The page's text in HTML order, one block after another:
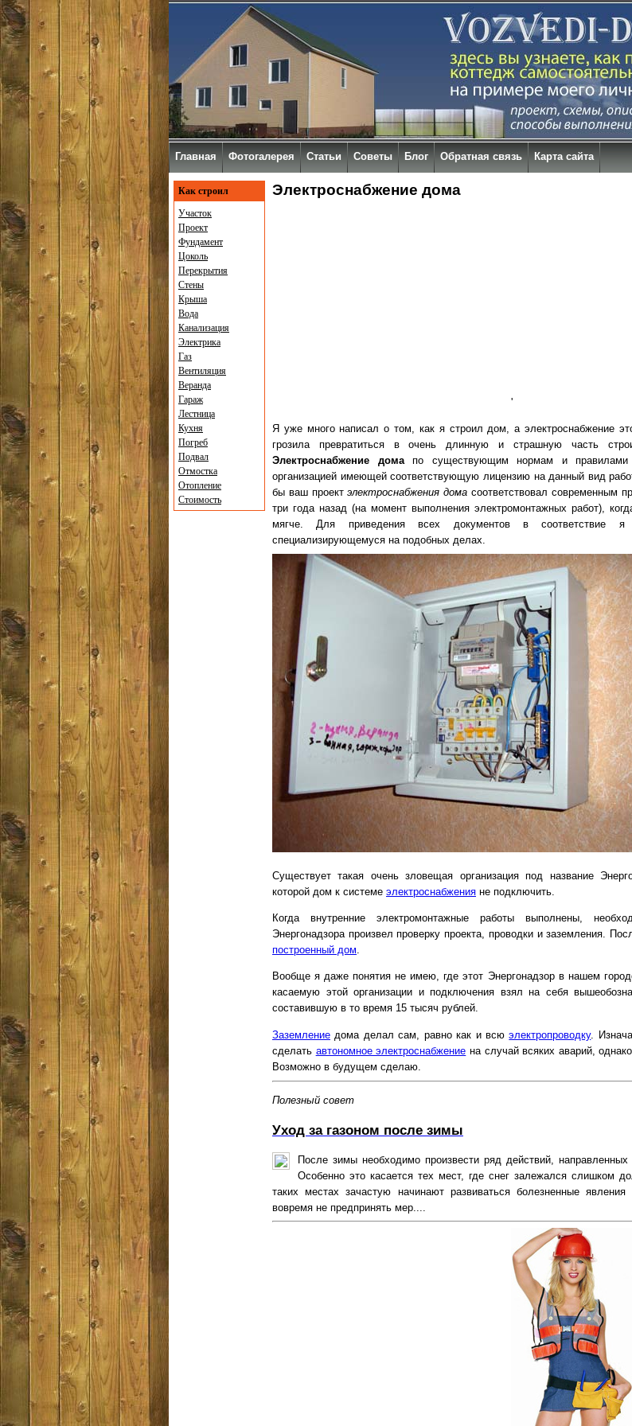
Электроснабжение дома
'
Я уже много написал о том, как я строил дом, а электроснабжение
грозила превратиться в очень длинную и страшную часть
Электроснабжение домапо существующим нормам и правилами
организацией имеющей соответствующую лицензию на данный вид
бы ваш проектэлектроснабжения дома соответствовал современным
три года назад (на момент выполнения электромонтажных работ),
мягче. Для приведения всех документов в соответствие я
специализирующемуся на подобных делах.
Существует такая очень зловещая организация под название
которой дом к системе электроснабжения не подключить.
Когда внутренние электромонтажные работы выполнены,
Энергонадзора произвел проверку проекта, проводки и заземления.
построенный дом
Вообще я даже понятия не имею, где этот Энергонадзор в нашем
касаемую этой организации и подключения взял на себя
составившую в то время 15 тысяч рублей.
Заземление дома делал сам, равно как и всюэлектропроводку.
сделать автономное электроснабжение на случай всяких аварий,
Возможно в будущем сделаю.
Полезный совет
Уход за газоном после зимы
После зимы необходимо произвести ряд действий, направленных
Особенно это касается тех мест, где снег залежался слишком
таких местах зачастую начинают развиваться болезненные
вовремя не предпринять мер....
Как строил
Участок
Проект
Фундамент
Цоколь
Перекрытия
Стены
Крыша
Вода
Канализация
Электрика
Газ
Вентиляция
Веранда
Гараж
Лестница
Кухня
Погреб
Подвал
Отмостка
Отопление
Стоимость
Главная Фотогалерея Статьи Советы Блог Обратная связь Карта сайта